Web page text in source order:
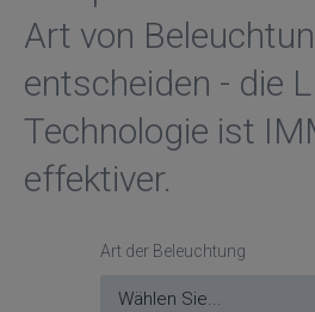
Art von
entscheiden - die
Technologie ist
effektiver.
Art der Beleuchtung